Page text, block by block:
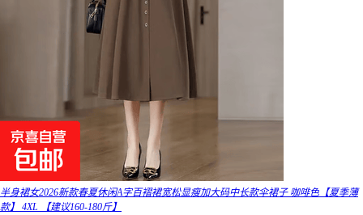
半身裙女2026新款春夏休闲A字百褶裙宽松显瘦加大码中长款伞裙子 咖啡色【夏季薄
款】 4XL 【建议160-180斤】